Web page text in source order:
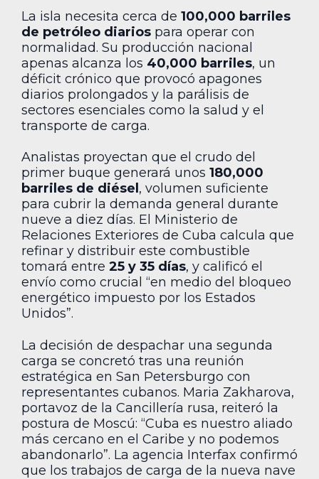
La isla necesita cerca de 100,000 barriles
de petróleo diarios para operar con
normalidad. Su producción nacional
apenas alcanza los 40,000 barriles, un
déficit crónico que provocó apagones
diarios prolongados y la parálisis de
sectores esenciales como la salud y el
transporte de carga.
Analistas proyectan que el crudo del
primer buque generará unos 180,000
barriles de diésel, volumen suficiente
para cubrir la demanda general durante
nueve a diez días. El Ministerio de
Relaciones Exteriores de Cuba calcula que
refinar y distribuir este combustible
tomará entre 25 y 35 días, y calificó el
envío como crucial “en medio del bloqueo
energético impuesto por los Estados
Unidos”.
La decisión de despachar una segunda
carga se concretó tras una reunión
estratégica en San Petersburgo con
representantes cubanos. Maria Zakharova,
portavoz de la Cancillería rusa, reiteró la
postura de Moscú: “Cuba es nuestro aliado
más cercano en el Caribe y no podemos
abandonarlo”. La agencia Interfax confirmó
que los trabajos de carga de la nueva nave